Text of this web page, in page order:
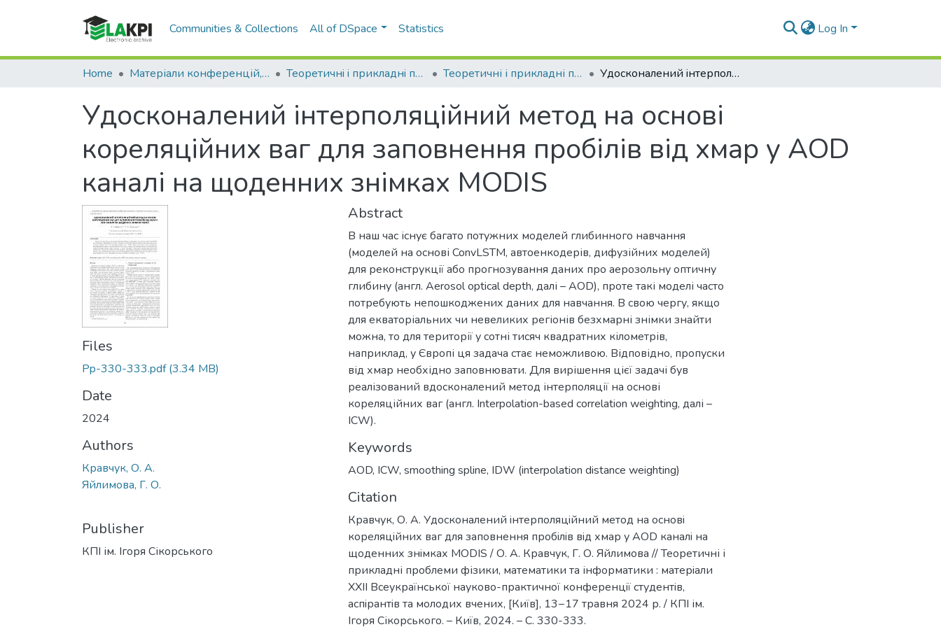
Communities & Collections All of DSpace Statistics Log In
Home Матеріали конференцій, семінарів і т.п. Теоретичнi i прикладнi проблеми фiзики, математики та інформатики Теоретичні і прикладні проблеми фізики, математики та інформатики (22 ; 2024 ; Київ) Удосконалений iнтерполяцiйний метод на основi кореляцiйних ваг для заповнення пробiлiв вiд хмар у AOD каналi на щоденних знiмках MODIS
Удосконалений iнтерполяцiйний метод на основi
кореляцiйних ваг для заповнення пробiлiв вiд хмар у AOD
каналi на щоденних знiмках MODIS
Files
Pp-330-333.pdf(3.34 MB)
Date
2024
Authors
Кравчук, О. А.
Яйлимова, Г. О.
Publisher
КПІ ім. Ігоря Сікорського
Abstract
В наш час існує багато потужних моделей глибинного навчання
(моделей на основі ConvLSTM, автоенкодерів, дифузійних моделей)
для реконструкції або прогнозування даних про аерозольну оптичну
глибину (англ. Aerosol optical depth, далі – AOD), проте такі моделі часто
потребують непошкоджених даних для навчання. В свою чергу, якщо
для екваторіальних чи невеликих регіонів безхмарні знімки знайти
можна, то для території у сотні тисяч квадратних кілометрів,
наприклад, у Європі ця задача стає неможливою. Відповідно, пропуски
від хмар необхідно заповнювати. Для вирішення цієї задачі був
реалізований вдосконалений метод інтерполяції на основі
кореляційних ваг (англ. Interpolation-based correlation weighting, далі –
ICW).
Keywords
AOD, ICW, smoothing spline, IDW (interpolation distance weighting)
Citation
Кравчук, О. А. Удосконалений iнтерполяцiйний метод на основi
кореляцiйних ваг для заповнення пробiлiв вiд хмар у AOD каналi на
щоденних знiмках MODIS / О. А. Кравчук, Г. О. Яйлимова // Теоретичні і
прикладні проблеми фізики, математики та інформатики : матерiали
XXII Всеукраїнської науково-практичної конференцiї студентiв,
аспiрантiв та молодих вчених, [Київ], 13−17 травня 2024 р. / КПІ ім.
Ігоря Сікорського. – Київ, 2024. – С. 330-333.